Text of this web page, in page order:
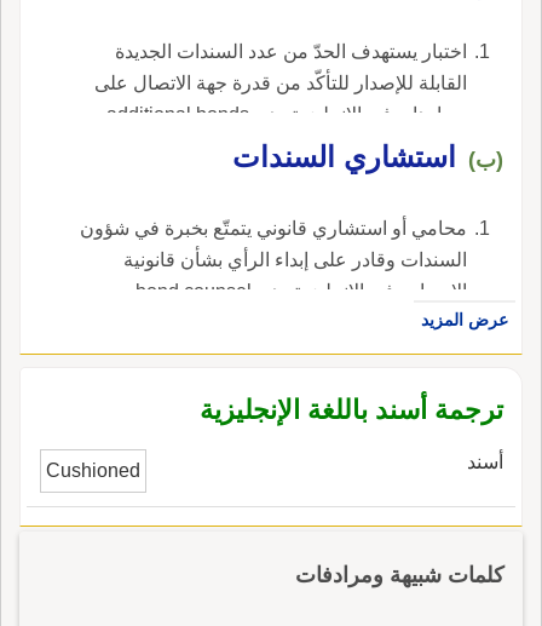
اختبار يستهدف الحدّ من عدد السندات الجديدة
القابلة للإصدار للتأكّد من قدرة جهة الاتصال على
سدادها. ، في الإنجليزية، هي additional bonds
test.
(ب) استشاري السندات
محامي أو استشاري قانوني يتمتّع بخبرة في شؤون
السندات وقادر على إبداء الرأي بشأن قانونية
الإصدار ، في الإنجليزية، هي bond counsel.
عرض المزيد
ترجمة أسند باللغة الإنجليزية
أسند Cushioned
كلمات شبيهة ومرادفات